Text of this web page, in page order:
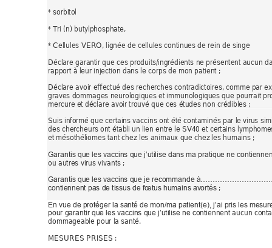
* sorbitol
* Tri (n) butylphosphate,
* Cellules VERO, lignée de cellules continues de rein de singe
Déclare garantir que ces produits/ingrédients ne présentent aucun
rapport à leur injection dans le corps de mon patient ;
Déclare avoir effectué des recherches contradictoires, comme par
graves dommages neurologiques et immunologiques que pourrait
mercure et déclare avoir trouvé que ces études non crédibles ;
Suis informé que certains vaccins ont été contaminés par le virus
des chercheurs ont établi un lien entre le SV40 et certains lymphom
et mésothéliomes tant chez les animaux que chez les humains ;
Garantis que les vaccins que j’utilise dans ma pratique ne
ou autres virus vivants ;
Garantis que les vaccins que je recommande
contiennent pas de tissus de fœtus humains avortés ;
En vue de protéger la santé de mon/ma patient(e), j’ai pris les
pour garantir que les vaccins que j’utilise ne contiennent aucun
dommageable pour la santé.
MESURES PRISES :